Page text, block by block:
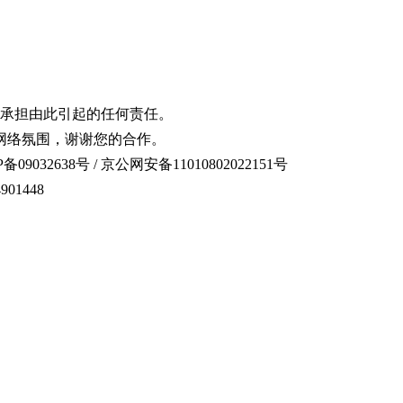
担由此引起的任何责任。
氛围，谢谢您的合作。
09032638号 / 京公网安备11010802022151号